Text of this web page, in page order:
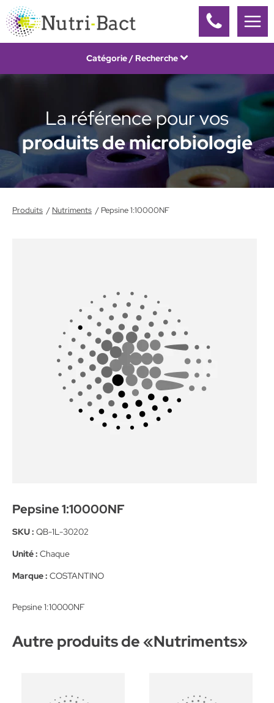
Panneau de gestion des cookies
La référence pour vos
produits de microbiologie
Catégorie / Recherche
Produits Nutriments Pepsine 1:10000NF
Pepsine 1:10000NF
SKU : QB-1L-30202
Unité : Chaque
Marque : COSTANTINO
Pepsine 1:10000NF
Autre produits de «Nutriments»